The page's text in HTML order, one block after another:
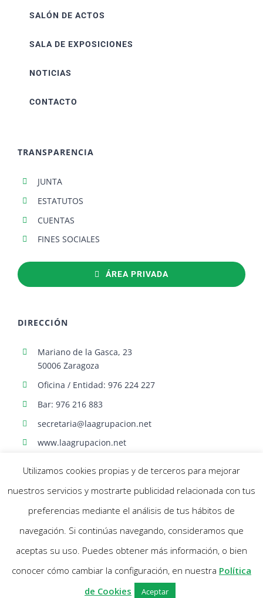
SALÓN DE ACTOS
SALA DE EXPOSICIONES
NOTICIAS
CONTACTO
TRANSPARENCIA
JUNTA
ESTATUTOS
CUENTAS
FINES SOCIALES
ÁREA PRIVADA
DIRECCIÓN
Mariano de la Gasca, 23
50006 Zaragoza
Oficina / Entidad: 976 224 227
Bar: 976 216 883
secretaria@laagrupacion.net
www.laagrupacion.net
© Agrupación Artística Aragonesa | Todos los derechos reservados |
Política Cookies- Aviso Legal |Diseño web Netymedia
Facebook
X Instagram
Utilizamos cookies propias y de terceros para mejorar
nuestros servicios y mostrarte publicidad relacionada con tus
preferencias mediante el análisis de tus hábitos de
navegación. Si continúas navegando, consideramos que
aceptas su uso. Puedes obtener más información, o bien
conocer cómo cambiar la configuración, en nuestra Política
de Cookies
Aceptar